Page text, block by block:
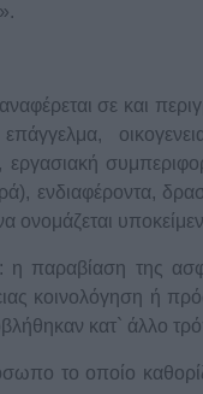
σε και
ενδιαφέροντα,
ονομάζεται
: η παραβίαση της
κοινολόγηση ή
κατ` άλλο
το οποίο